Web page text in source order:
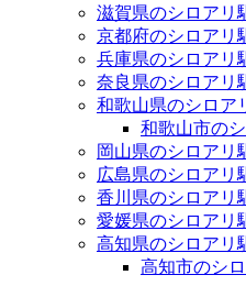
滋賀県のシロアリ
京都府のシロアリ
兵庫県のシロアリ
奈良県のシロアリ
和歌山県のシロア
和歌山市の
岡山県のシロアリ
広島県のシロアリ
香川県のシロアリ
愛媛県のシロアリ
高知県のシロアリ
高知市のシ